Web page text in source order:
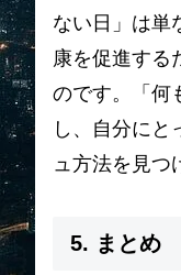
ない日」は単
康を促進する
のです。「何
し、自分にと
ュ方法を見つ
5. まとめ